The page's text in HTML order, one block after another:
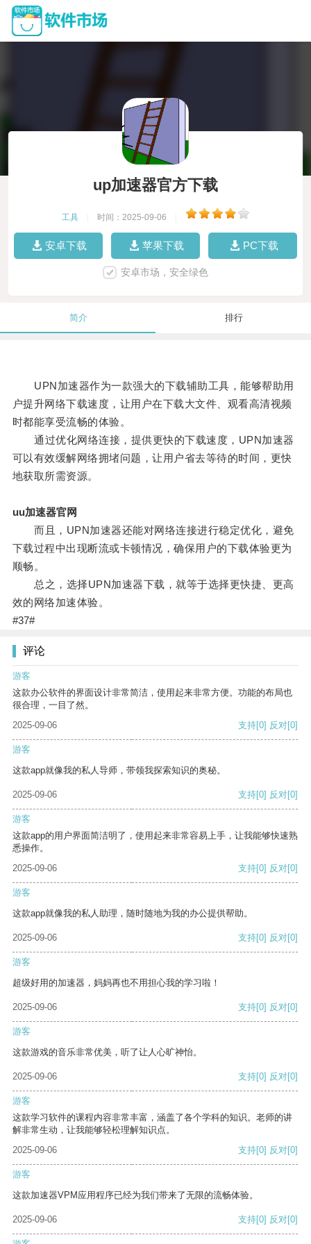
up加速器官方下载
工具 时间：2025-09-06
安卓下载 苹果下载 PC下载
安卓市场，安全绿色
简介 排行
UPN加速器作为一款强大的下载辅助工具，能够帮助用
户提升网络下载速度，让用户在下载大文件、观看高清视频
时都能享受流畅的体验。
通过优化网络连接，提供更快的下载速度，UPN加速器
可以有效缓解网络拥堵问题，让用户省去等待的时间，更快
地获取所需资源。
uu加速器官网
而且，UPN加速器还能对网络连接进行稳定优化，避免
下载过程中出现断流或卡顿情况，确保用户的下载体验更为
顺畅。
总之，选择UPN加速器下载，就等于选择更快捷、更高
效的网络加速体验。
#37#
评论
游客
这款办公软件的界面设计非常简洁，使用起来非常方便。功能的布局也
很合理，一目了然。
2025-09-06
支持[0] 反对[0]
游客
这款app就像我的私人导师，带领我探索知识的奥秘。
2025-09-06 支持[0] 反对[0]
游客
这款app的用户界面简洁明了，使用起来非常容易上手，让我能够快速熟
悉操作。
2025-09-06
支持[0] 反对[0]
游客
这款app就像我的私人助理，随时随地为我的办公提供帮助。
2025-09-06 支持[0] 反对[0]
游客
超级好用的加速器，妈妈再也不用担心我的学习啦！
2025-09-06 支持[0] 反对[0]
游客
这款游戏的音乐非常优美，听了让人心旷神怡。
2025-09-06 支持[0] 反对[0]
游客
这款学习软件的课程内容非常丰富，涵盖了各个学科的知识。老师的讲
解非常生动，让我能够轻松理解知识点。
2025-09-06
支持[0] 反对[0]
游客
这款加速器VPM应用程序已经为我们带来了无限的流畅体验。
2025-09-06 支持[0] 反对[0]